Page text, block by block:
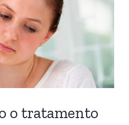
o tratamento